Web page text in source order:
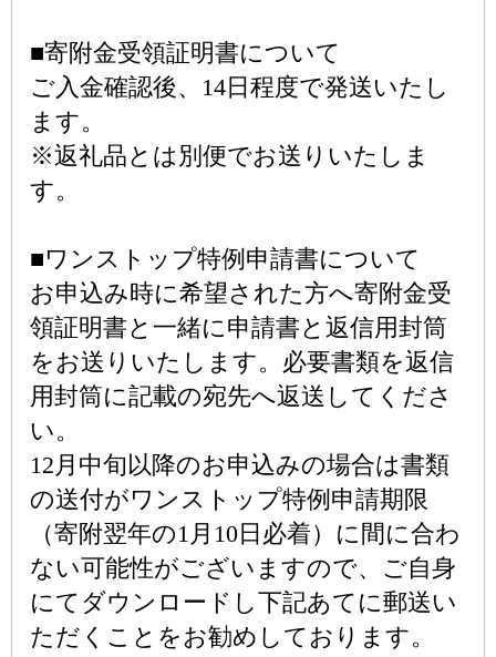
■寄附金受領証明書について
ご入金確認後、14日程度で発送いたし
ます。
※返礼品とは別便でお送りいたしま
す。
■ワンストップ特例申請書について
お申込み時に希望された方へ寄附金受
領証明書と一緒に申請書と返信用封筒
をお送りいたします。必要書類を返信
用封筒に記載の宛先へ返送してくださ
い。
12月中旬以降のお申込みの場合は書類
の送付がワンストップ特例申請期限
（寄附翌年の1月10日必着）に間に合わ
ない可能性がございますので、ご自身
にてダウンロードし下記あてに郵送い
ただくことをお勧めしております。